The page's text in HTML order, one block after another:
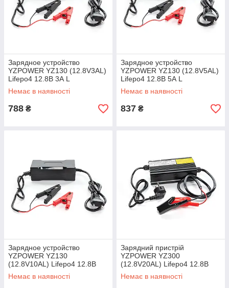
Зарядное устройство
YZPOWER YZ130 (12.8V3AL)
Lifepo4 12.8В 3А L
Немає в наявності
788 ₴
Зарядное устройство
YZPOWER YZ130 (12.8V5AL)
Lifepo4 12.8В 5А L
Немає в наявності
837 ₴
Зарядное устройство
YZPOWER YZ130
(12.8V10AL) Lifepo4 12.8В
10А L
Немає в наявності
Зарядний пристрій
YZPOWER YZ300
(12.8V20AL) Lifepo4 12.8В
20А L
Немає в наявності